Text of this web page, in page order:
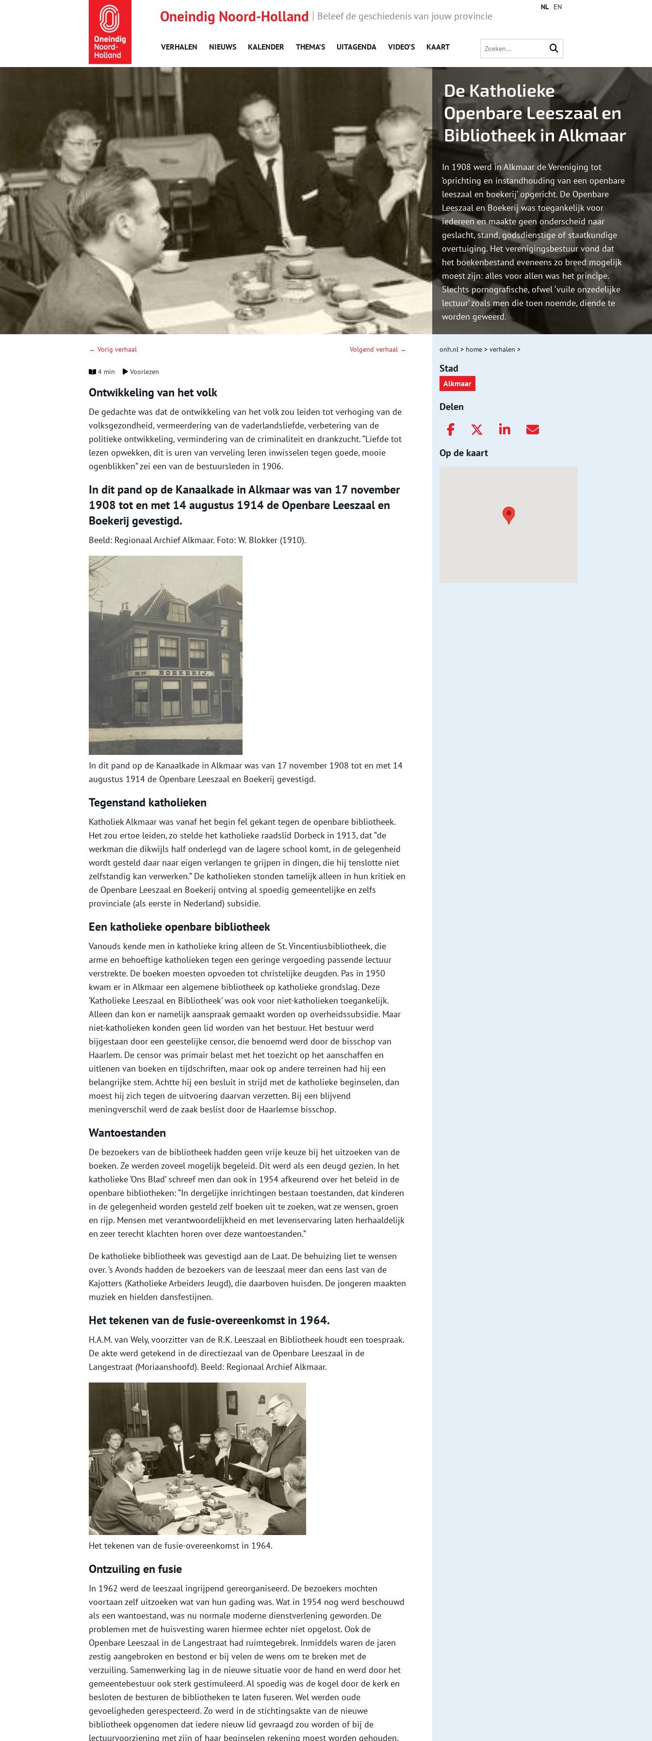
Oneindig Noord-Holland Beleef de geschiedenis van jouw provincie
VERHALEN NIEUWS KALENDER THEMA’S UITAGENDA VIDEO’S KAART
NL EN
De Katholieke
Openbare Leeszaal en
Bibliotheek in Alkmaar
In 1908 werd in Alkmaar de Vereniging tot
‘oprichting en instandhouding van een openbare
leeszaal en boekerij’ opgericht. De Openbare
Leeszaal en Boekerij was toegankelijk voor
iedereen en maakte geen onderscheid naar
geslacht, stand, godsdienstige of staatkundige
overtuiging. Het verenigingsbestuur vond dat
het boekenbestand eveneens zo breed mogelijk
moest zijn: alles voor allen was het principe.
Slechts pornografische, ofwel ‘vuile onzedelijke
lectuur’ zoals men die toen noemde, diende te
worden geweerd.
← Vorig verhaal Volgend verhaal →
4 min Voorlezen
Ontwikkeling van het volk
De gedachte was dat de ontwikkeling van het volk zou leiden tot verhoging van de
volksgezondheid, vermeerdering van de vaderlandsliefde, verbetering van de
politieke ontwikkeling, vermindering van de criminaliteit en drankzucht. “Liefde tot
lezen opwekken, dit is uren van verveling leren inwisselen tegen goede, mooie
ogenblikken” zei een van de bestuursleden in 1906.
In dit pand op de Kanaalkade in Alkmaar was van 17 november
1908 tot en met 14 augustus 1914 de Openbare Leeszaal en
Boekerij gevestigd.
Beeld: Regionaal Archief Alkmaar. Foto: W. Blokker (1910).
In dit pand op de Kanaalkade in Alkmaar was van 17 november 1908 tot en met 14
augustus 1914 de Openbare Leeszaal en Boekerij gevestigd.
Tegenstand katholieken
Katholiek Alkmaar was vanaf het begin fel gekant tegen de openbare bibliotheek.
Het zou ertoe leiden, zo stelde het katholieke raadslid Dorbeck in 1913, dat “de
werkman die dikwijls half onderlegd van de lagere school komt, in de gelegenheid
wordt gesteld daar naar eigen verlangen te grijpen in dingen, die hij tenslotte niet
zelfstandig kan verwerken.” De katholieken stonden tamelijk alleen in hun kritiek en
de Openbare Leeszaal en Boekerij ontving al spoedig gemeentelijke en zelfs
provinciale (als eerste in Nederland) subsidie.
Een katholieke openbare bibliotheek
Vanouds kende men in katholieke kring alleen de St. Vincentiusbibliotheek, die
arme en behoeftige katholieken tegen een geringe vergoeding passende lectuur
verstrekte. De boeken moesten opvoeden tot christelijke deugden. Pas in 1950
kwam er in Alkmaar een algemene bibliotheek op katholieke grondslag. Deze
‘Katholieke Leeszaal en Bibliotheek’ was ook voor niet-katholieken toegankelijk.
Alleen dan kon er namelijk aanspraak gemaakt worden op overheidssubsidie. Maar
niet-katholieken konden geen lid worden van het bestuur. Het bestuur werd
bijgestaan door een geestelijke censor, die benoemd werd door de bisschop van
Haarlem. De censor was primair belast met het toezicht op het aanschaffen en
uitlenen van boeken en tijdschriften, maar ook op andere terreinen had hij een
belangrijke stem. Achtte hij een besluit in strijd met de katholieke beginselen, dan
moest hij zich tegen de uitvoering daarvan verzetten. Bij een blijvend
meningverschil werd de zaak beslist door de Haarlemse bisschop.
Wantoestanden
De bezoekers van de bibliotheek hadden geen vrije keuze bij het uitzoeken van de
boeken. Ze werden zoveel mogelijk begeleid. Dit werd als een deugd gezien. In het
katholieke ‘Ons Blad’ schreef men dan ook in 1954 afkeurend over het beleid in de
openbare bibliotheken: “In dergelijke inrichtingen bestaan toestanden, dat kinderen
in de gelegenheid worden gesteld zelf boeken uit te zoeken, wat ze wensen, groen
en rijp. Mensen met verantwoordelijkheid en met levenservaring laten herhaaldelijk
en zeer terecht klachten horen over deze wantoestanden.”
De katholieke bibliotheek was gevestigd aan de Laat. De behuizing liet te wensen
over. ’s Avonds hadden de bezoekers van de leeszaal meer dan eens last van de
Kajotters (Katholieke Arbeiders Jeugd), die daarboven huisden. De jongeren maakten
muziek en hielden dansfestijnen.
Het tekenen van de fusie-overeenkomst in 1964.
H.A.M. van Wely, voorzitter van de R.K. Leeszaal en Bibliotheek houdt een toespraak.
De akte werd getekend in de directiezaal van de Openbare Leeszaal in de
Langestraat (Moriaanshoofd). Beeld: Regionaal Archief Alkmaar.
Het tekenen van de fusie-overeenkomst in 1964.
Ontzuiling en fusie
In 1962 werd de leeszaal ingrijpend gereorganiseerd. De bezoekers mochten
voortaan zelf uitzoeken wat van hun gading was. Wat in 1954 nog werd beschouwd
als een wantoestand, was nu normale moderne dienstverlening geworden. De
problemen met de huisvesting waren hiermee echter niet opgelost. Ook de
Openbare Leeszaal in de Langestraat had ruimtegebrek. Inmiddels waren de jaren
zestig aangebroken en bestond er bij velen de wens om te breken met de
verzuiling. Samenwerking lag in de nieuwe situatie voor de hand en werd door het
gemeentebestuur ook sterk gestimuleerd. Al spoedig was de kogel door de kerk en
besloten de besturen de bibliotheken te laten fuseren. Wel werden oude
gevoeligheden gerespecteerd. Zo werd in de stichtingsakte van de nieuwe
bibliotheek opgenomen dat iedere nieuw lid gevraagd zou worden of bij de
lectuurvoorziening met zijn of haar beginselen rekening moest worden gehouden.
onh.nl > home > verhalen >
Stad
Alkmaar
Delen
Op de kaart